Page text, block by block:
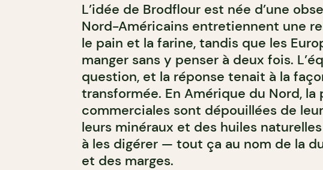
L’idée de Brodflour est née d’une
Nord-Américains entretiennent une
le pain et la farine, tandis que les
manger sans y penser à deux fois.
question, et la réponse tenait à la
transformée. En Amérique du Nord,
commerciales sont dépouillées de
leurs minéraux et des huiles
à les digérer — tout ça au nom de la
et des marges.